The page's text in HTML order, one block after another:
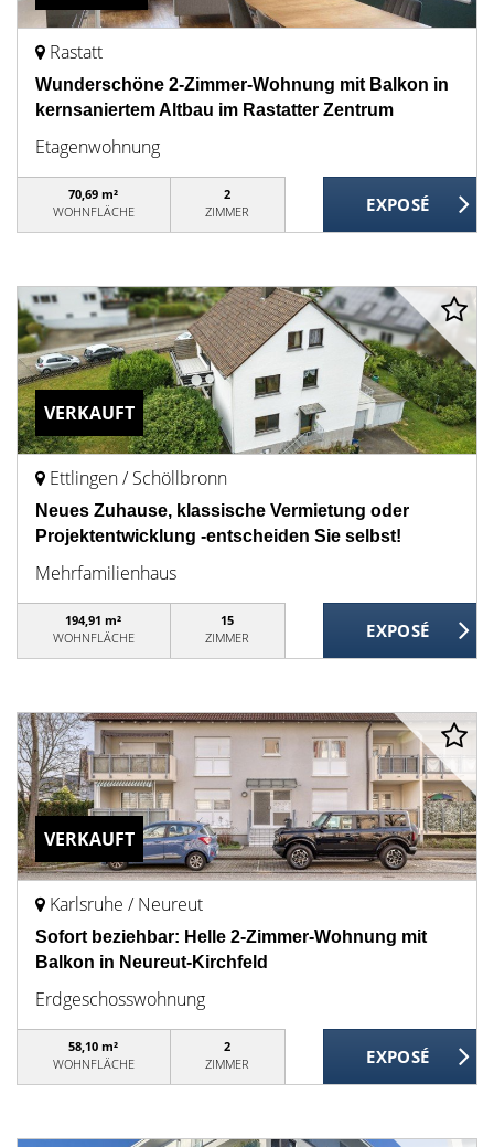
Rastatt
Wunderschöne 2-Zimmer-Wohnung mit Balkon in
kernsaniertem Altbau im Rastatter Zentrum
Etagenwohnung
70,69 m²
WOHNFLÄCHE
2
ZIMMER
VERKAUFT
Ettlingen / Schöllbronn
Neues Zuhause, klassische Vermietung oder
Projektentwicklung -entscheiden Sie selbst!
Mehrfamilienhaus
194,91 m²
WOHNFLÄCHE
15
ZIMMER
VERKAUFT
Karlsruhe / Neureut
Sofort beziehbar: Helle 2-Zimmer-Wohnung mit
Balkon in Neureut-Kirchfeld
Erdgeschosswohnung
58,10 m²
WOHNFLÄCHE
2
ZIMMER